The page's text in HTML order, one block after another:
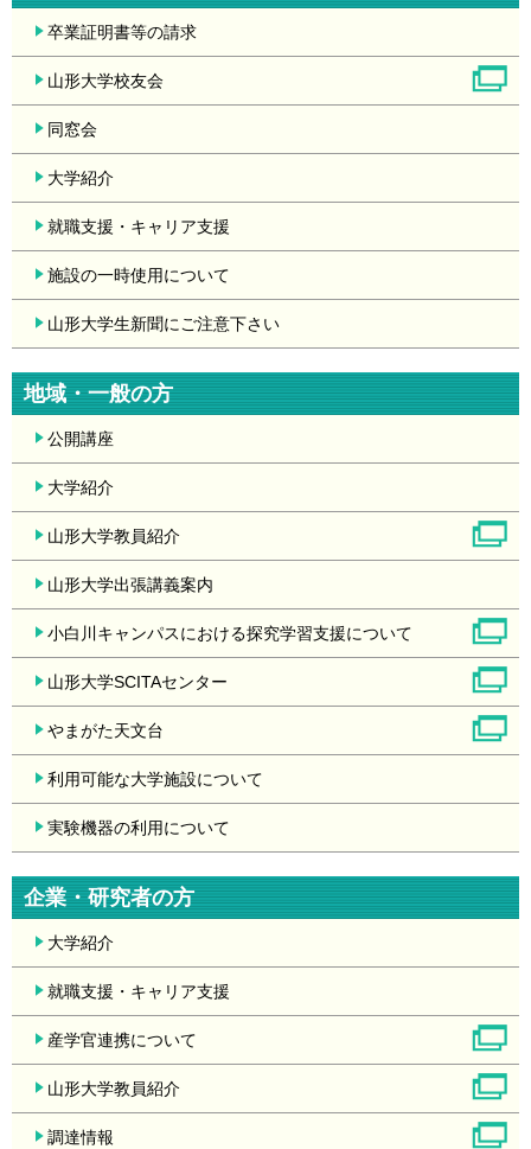
卒業証明書等の請求
山形大学校友会
同窓会
大学紹介
就職支援・キャリア支援
施設の一時使用について
山形大学生新聞にご注意下さい
地域・一般の方
公開講座
大学紹介
山形大学教員紹介
山形大学出張講義案内
小白川キャンパスにおける探究学習支援について
山形大学SCITAセンター
やまがた天文台
利用可能な大学施設について
実験機器の利用について
企業・研究者の方
大学紹介
就職支援・キャリア支援
産学官連携について
山形大学教員紹介
調達情報